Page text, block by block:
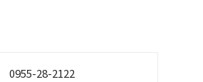
0955-28-2122